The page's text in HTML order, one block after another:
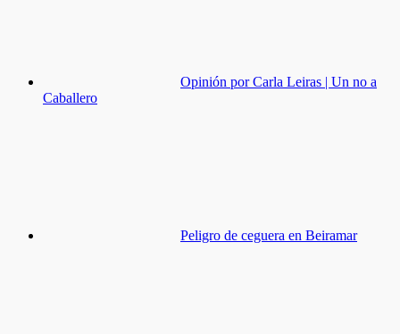
Opinión por Carla Leiras | Un no a
Caballero
Peligro de ceguera en Beiramar